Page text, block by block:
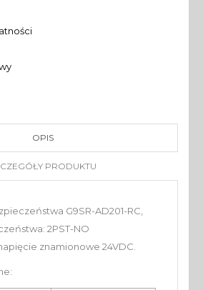
OPIS
PRODUKTU
G9SR-AD201-RC,
2PST-NO
znamionowe 24VDC.